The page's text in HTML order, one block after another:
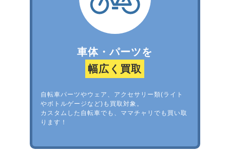
車体・パーツを
幅広く買取
自転車パーツやウェア、アクセサリー類(ライト
やボトルゲージなど)も買取対象。
カスタムした自転車でも、ママチャリでも買い取
ります！